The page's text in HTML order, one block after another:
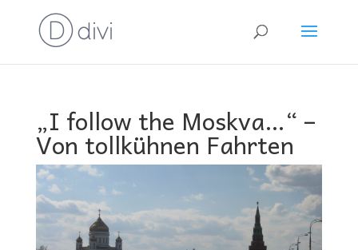
„I follow the Moskva…“ –
Von tollkühnen Fahrten